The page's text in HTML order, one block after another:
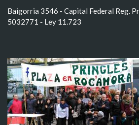
Baigorria 3546 - Capital Federal Reg.
5032771 - Ley 11.723